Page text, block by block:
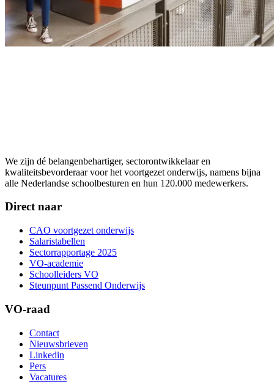
We zijn dé belangenbehartiger, sectorontwikkelaar en
kwaliteitsbevorderaar voor het voortgezet onderwijs, namens bijna
alle Nederlandse schoolbesturen en hun 120.000 medewerkers.
Direct naar
CAO voortgezet onderwijs
Salaristabellen
Sectorrapportage 2025
VO-academie
Schoolleiders VO
Steunpunt Passend Onderwijs
VO-raad
Contact
Nieuwsbrieven
Linkedin
Pers
Vacatures